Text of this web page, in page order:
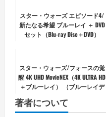
スター・ウォーズ エピソード4/
新たなる希望 ブルーレイ ＋ DVD
セット（Blu-ray Disc＋DVD）
スター・ウォーズ/フォースの覚
醒 4K UHD MovieNEX（4K ULTRA HD
＋ブルーレイ） （ブルーレイデ
著者について